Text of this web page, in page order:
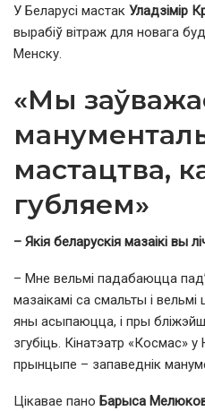
У Беларусі мастак Уладзімір
вырабіў вітраж для новага
Менску.
«Мы
мастацтва,
губляем»
– Якія беларускія мазаікі вы
– Мне вельмі падабаюцца
мазаікамі са смальты і
яны асыпаюцца, і пры
згубіць. Кінатэатр «Космас»
прынцыпе – запаведнік
Цікавае пано Барыса